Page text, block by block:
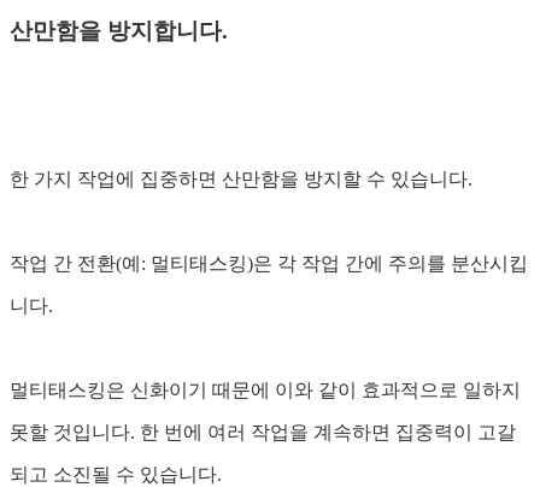
산만함을 방지합니다.
한 가지 작업에 집중하면 산만함을 방지할 수 있습니다.
작업 간 전환(예: 멀티태스킹)은 각 작업 간에 주의를 분산시킵
니다.
멀티태스킹은 신화이기 때문에 이와 같이 효과적으로 일하지
못할 것입니다. 한 번에 여러 작업을 계속하면 집중력이 고갈
되고 소진될 수 있습니다.